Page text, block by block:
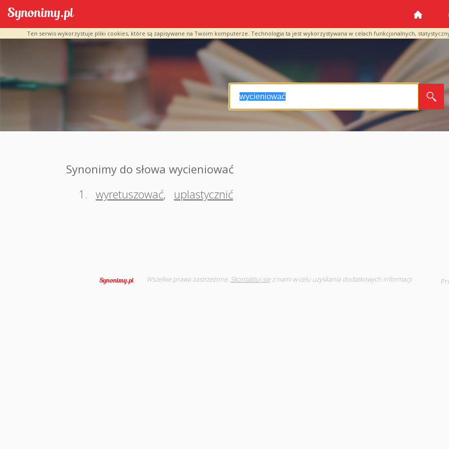
Ten serwis wykorzystuje pliki cookies, które są zapisywane na Twoim komputerze. Technologia ta jest wykorzystywana w celach funkcjonalnych,
Synonimy do słowa wycieniować
1. wyretuszować, uplastycznić
Wszelkie prawa zastrzeżone. Skontaktuj sięz nami w celu uzyskania dodatkowych informacji